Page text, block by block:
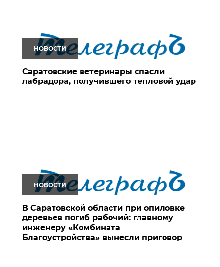
НОВОСТИ
Саратовские ветеринары спасли
лабрадора, получившего тепловой удар
НОВОСТИ
В Саратовской области при опиловке
деревьев погиб рабочий: главному
инженеру «Комбината
Благоустройства» вынесли приговор